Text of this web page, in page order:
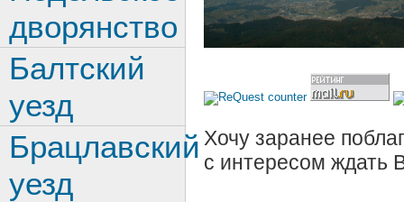
Хочу заранее
с интересом ждать
дворянство
Балтский
уезд
Брацлавский
уезд